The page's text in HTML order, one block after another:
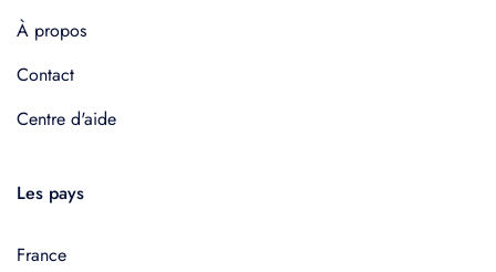
À propos
Contact
Centre d'aide
Les pays
France